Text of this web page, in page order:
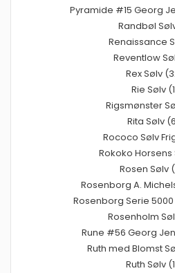
Pyramide #15 Georg
Randbøl
Renaissance
Reventlow
Rex Sølv
Rie Sølv
Rigsmønster
Rita Sølv
Rococo Sølv
Rokoko Horsens
Rosen Sølv
Rosenborg A.
Rosenborg Serie 5000
Rosenholm
Rune #56 Georg
Ruth med Blomst
Ruth Sølv